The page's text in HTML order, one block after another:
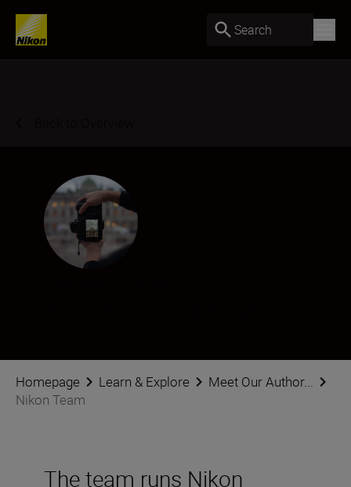
Search
Homepage Learn & Explore
Meet Our Author...
Nikon Team
The team runs Nikon